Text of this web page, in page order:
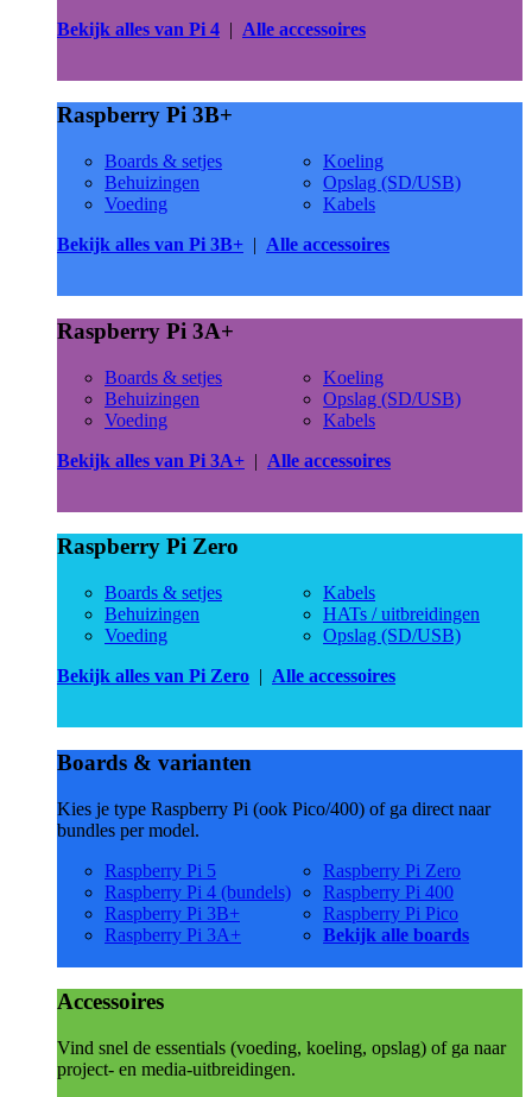
Bekijk alles van Pi 4 | Alle accessoires
Raspberry Pi 3B+
Boards & setjes
Behuizingen
Voeding
Koeling
Opslag (SD/USB)
Kabels
Bekijk alles van Pi 3B+ | Alle accessoires
Raspberry Pi 3A+
Boards & setjes
Behuizingen
Voeding
Koeling
Opslag (SD/USB)
Kabels
Bekijk alles van Pi 3A+ | Alle accessoires
Raspberry Pi Zero
Boards & setjes
Behuizingen
Voeding
Kabels
HATs / uitbreidingen
Opslag (SD/USB)
Bekijk alles van Pi Zero | Alle accessoires
Boards & varianten
Kies je type Raspberry Pi (ook Pico/400) of ga direct naar
bundles per model.
Raspberry Pi 5
Raspberry Pi 4 (bundels)
Raspberry Pi 3B+
Raspberry Pi 3A+
Raspberry Pi Zero
Raspberry Pi 400
Raspberry Pi Pico
Bekijk alle boards
Accessoires
Vind snel de essentials (voeding, koeling, opslag) of ga naar
project- en media-uitbreidingen.